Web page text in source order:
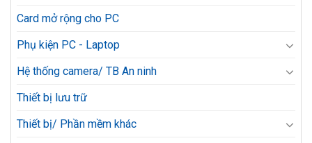
Card mở rộng cho PC
Phụ kiện PC - Laptop
Hệ thống camera/ TB An ninh
Thiết bị lưu trữ
Thiết bị/ Phần mềm khác